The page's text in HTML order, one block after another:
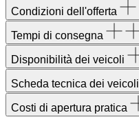
Condizioni dell'offerta
Tempi di consegna
Disponibilità dei veicoli
Scheda tecnica dei veicoli
Costi di apertura pratica